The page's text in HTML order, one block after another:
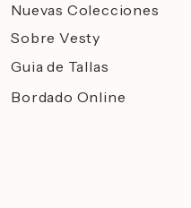
Nuevas Colecciones
Sobre Vesty​
Guia de Tallas
Bordado Online